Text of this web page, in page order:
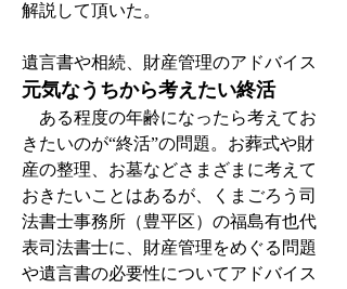
解説して頂いた。
遺言書や相続、財産管理のアドバイス
元気なうちから考えたい終活
ある程度の年齢になったら考えてお
きたいのが“終活”の問題。お葬式や財
産の整理、お墓などさまざまに考えて
おきたいことはあるが、くまごろう司
法書士事務所（豊平区）の福島有也代
表司法書士に、財産管理をめぐる問題
や遺言書の必要性についてアドバイス